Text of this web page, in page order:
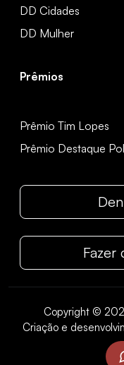
DD Cidades
DD Mulher
Prêmios
Prêmio Tim Lopes
Prêmio Destaque
Fazer
Copyright ©
Criação e